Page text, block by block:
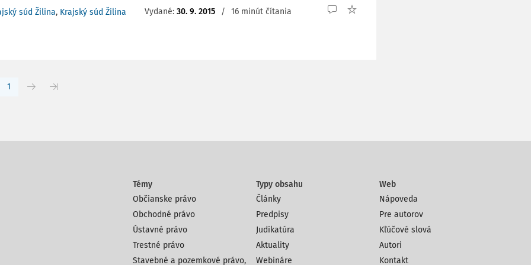
súd Žilina, Krajský súd Žilina Vydané: 30. 9. 2015 / 16 minút čítania
1
Témy
Občianske právo
Obchodné právo
Ústavné právo
Trestné právo
Stavebné a pozemkové právo,
Typy obsahu
Články
Predpisy
Judikatúra
Aktuality
Webináre
Web
Nápoveda
Pre autorov
Kľúčové slová
Autori
Kontakt